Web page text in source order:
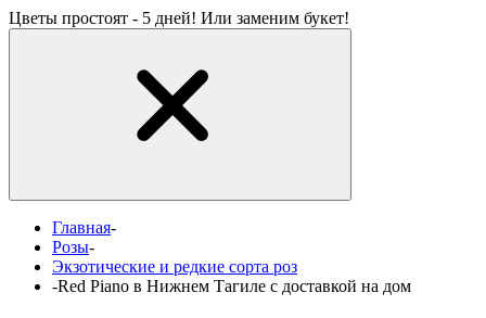
Цветы простоят - 5 дней! Или заменим букет!
Главная-
Розы-
Экзотические и редкие сорта роз
-Red Piano в Нижнем Тагиле с доставкой на дом